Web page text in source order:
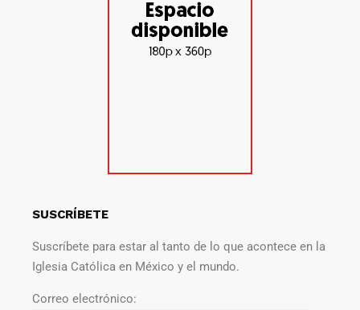
SUSCRÍBETE
Suscríbete para estar al tanto de lo que acontece en la
Iglesia Católica en México y el mundo.
Correo electrónico: